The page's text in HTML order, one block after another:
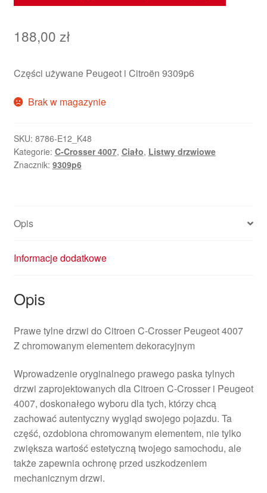
188,00 zł
Części używane Peugeot i Citroën 9309p6
Brak w magazynie
SKU: 8786-E12_K48
Kategorie: C-Crosser 4007, Ciało, Listwy drzwiowe
Znacznik: 9309p6
Opis
Informacje dodatkowe
Opis
Prawe tylne drzwi do Citroen C-Crosser Peugeot 4007
Z chromowanym elementem dekoracyjnym
Wprowadzenie oryginalnego prawego paska tylnych
drzwi zaprojektowanych dla Citroen C-Crosser i Peugeot
4007, doskonałego wyboru dla tych, którzy chcą
zachować autentyczny wygląd swojego pojazdu. Ta
część, ozdobiona chromowanym elementem, nie tylko
zwiększa wartość estetyczną twojego samochodu, ale
także zapewnia ochronę przed uszkodzeniem
mechanicznym drzwi.